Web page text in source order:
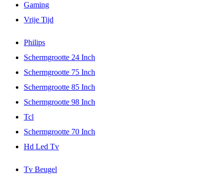
Gaming
Vrije Tijd
Philips
Schermgrootte 24 Inch
Schermgrootte 75 Inch
Schermgrootte 85 Inch
Schermgrootte 98 Inch
Tcl
Schermgrootte 70 Inch
Hd Led Tv
Tv Beugel